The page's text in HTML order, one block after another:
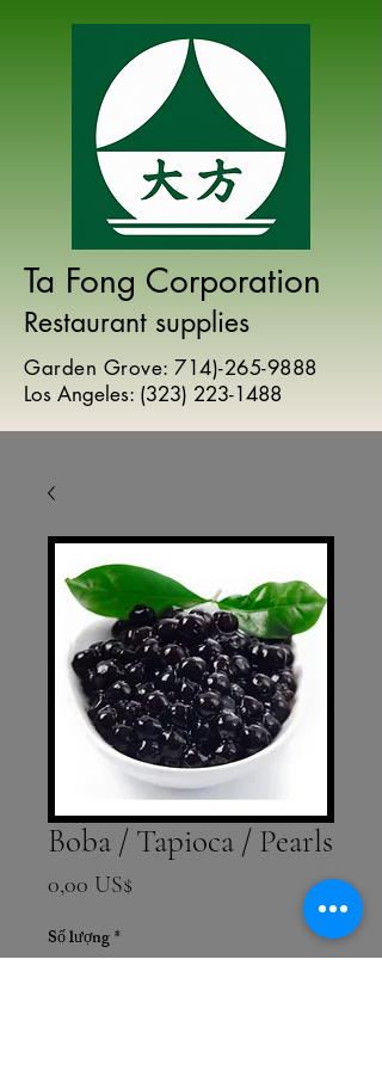
Ta Fong Corporation
Restaurant supplies
Garden Grove:714)-265-9888
Los Angeles: (323) 223-1488
Boba / Tapioca / Pearls
0,00 US$
Số lượng*